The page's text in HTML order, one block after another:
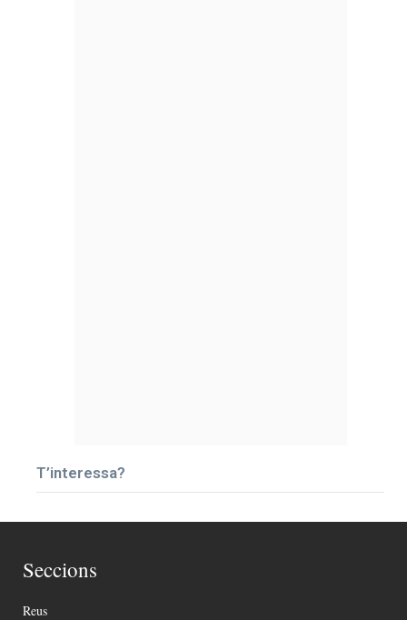
T’interessa?
Seccions
Reus